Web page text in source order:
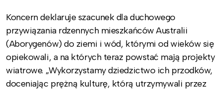
Koncern deklaruje szacunek dla duchowego
przywiązania rdzennych mieszkańców Australii
(Aborygenów) do ziemi i wód, którymi od wieków się
opiekowali, a na których teraz powstać mają projekty
wiatrowe. „Wykorzystamy dziedzictwo ich przodków,
doceniając prężną kulturę, którą utrzymywali przez